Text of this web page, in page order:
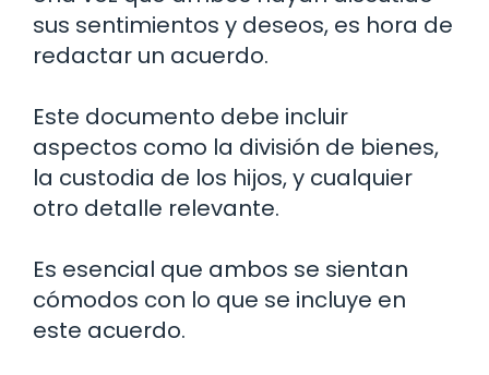
sus sentimientos y deseos, es hora de
redactar un acuerdo.
Este documento debe incluir
aspectos como la división de bienes,
la custodia de los hijos, y cualquier
otro detalle relevante.
Es esencial que ambos se sientan
cómodos con lo que se incluye en
este acuerdo.